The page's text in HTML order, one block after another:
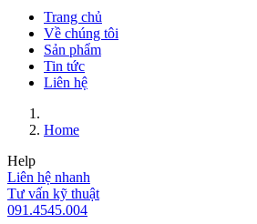
Trang chủ
Về chúng tôi
Sản phẩm
Tin tức
Liên hệ
Home
Help
Liên hệ nhanh
Tư vấn kỹ thuật
091.4545.004